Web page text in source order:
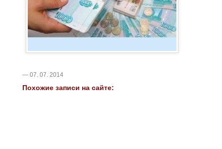
— 07. 07. 2014
Похожие записи на сайте: